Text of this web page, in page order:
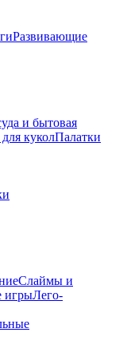
Развивающие
и бытовая
куколПалатки
Слаймы и
игрыЛего-